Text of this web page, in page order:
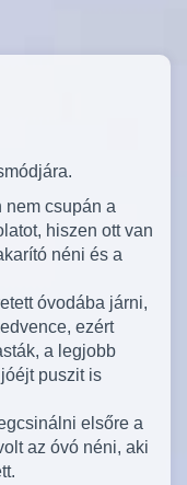
nem csupán a
hiszen ott van
néni és a
óvodába járni,
ezért
a legjobb
puszit is
elsőre a
az óvó néni, aki